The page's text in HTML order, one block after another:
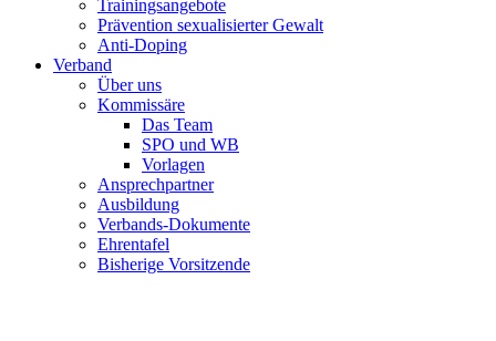
Trainingsangebote
Prävention sexualisierter Gewalt
Anti-Doping
Verband
Über uns
Kommissäre
Das Team
SPO und WB
Vorlagen
Ansprechpartner
Ausbildung
Verbands-Dokumente
Ehrentafel
Bisherige Vorsitzende